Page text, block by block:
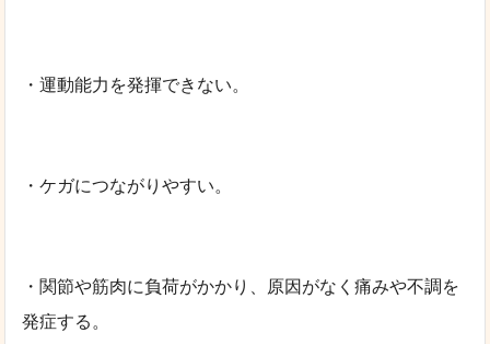
・運動能力を発揮できない。
・ケガにつながりやすい。
・関節や筋肉に負荷がかかり、原因がなく痛みや不調を
発症する。